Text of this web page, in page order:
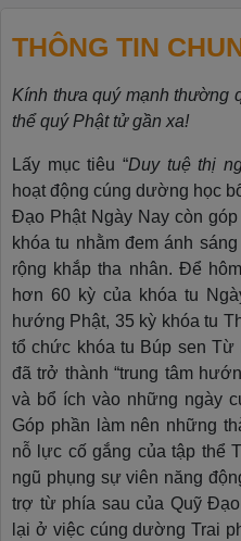
THÔNG TIN
Kính thưa quý mạnh thường
thể quý Phật tử gần xa!
Lấy mục tiêu “Duy tuệ thị
hoạt động cúng dường học
Đạo Phật Ngày Nay còn
khóa tu nhằm đem ánh
rộng khắp tha nhân. Để
hơn 60 kỳ của khóa tu
hướng Phật, 35 kỳ khóa tu
tổ chức khóa tu Búp sen
đã trở thành “trung tâm
và bổ ích vào những ngày
Góp phần làm nên những
nỗ lực cố gắng của tập thể
ngũ phụng sự viên năng
trợ từ phía sau của Quỹ
lại ở việc cúng dường Trai